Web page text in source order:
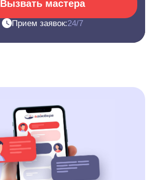
Вызвать мастера
Прием заявок:24/7